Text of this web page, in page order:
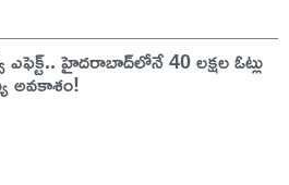
ఎఫెక్ట్.. హైదరాబాద్‌లోనే 40 లక్షల ఓట్లు
అవకాశం!